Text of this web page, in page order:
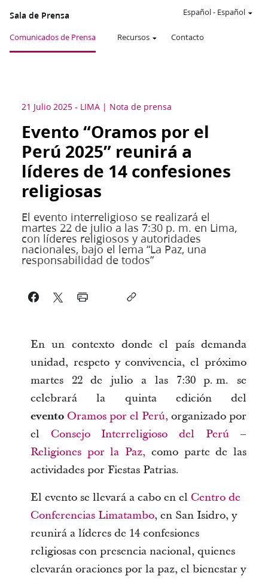
Sala de Prensa
Comunicados de Prensa Recursos Contacto
Español- Español
21 Julio 2025 - LIMA Nota de prensa
Evento “Oramos por el
Perú 2025” reunirá a
líderes de 14 confesiones
religiosas
El evento interreligioso se realizará el
martes 22 de julio a las 7:30 p. m. en Lima,
con líderes religiosos y autoridades
nacionales, bajo el lema “La Paz, una
responsabilidad de todos”
En un contexto donde el país demanda
unidad, respeto y convivencia, el próximo
martes 22 de julio a las 7:30 p. m. se
celebrará la quinta edición del
evento Oramos por el Perú, organizado por
el Consejo Interreligioso del Perú –
Religiones por la Paz, como parte de las
actividades por Fiestas Patrias.
El evento se llevará a cabo en el Centro de
Conferencias Limatambo, en San Isidro, y
reunirá a líderes de 14 confesiones
religiosas con presencia nacional, quienes
elevarán oraciones por la paz, el bienestar y